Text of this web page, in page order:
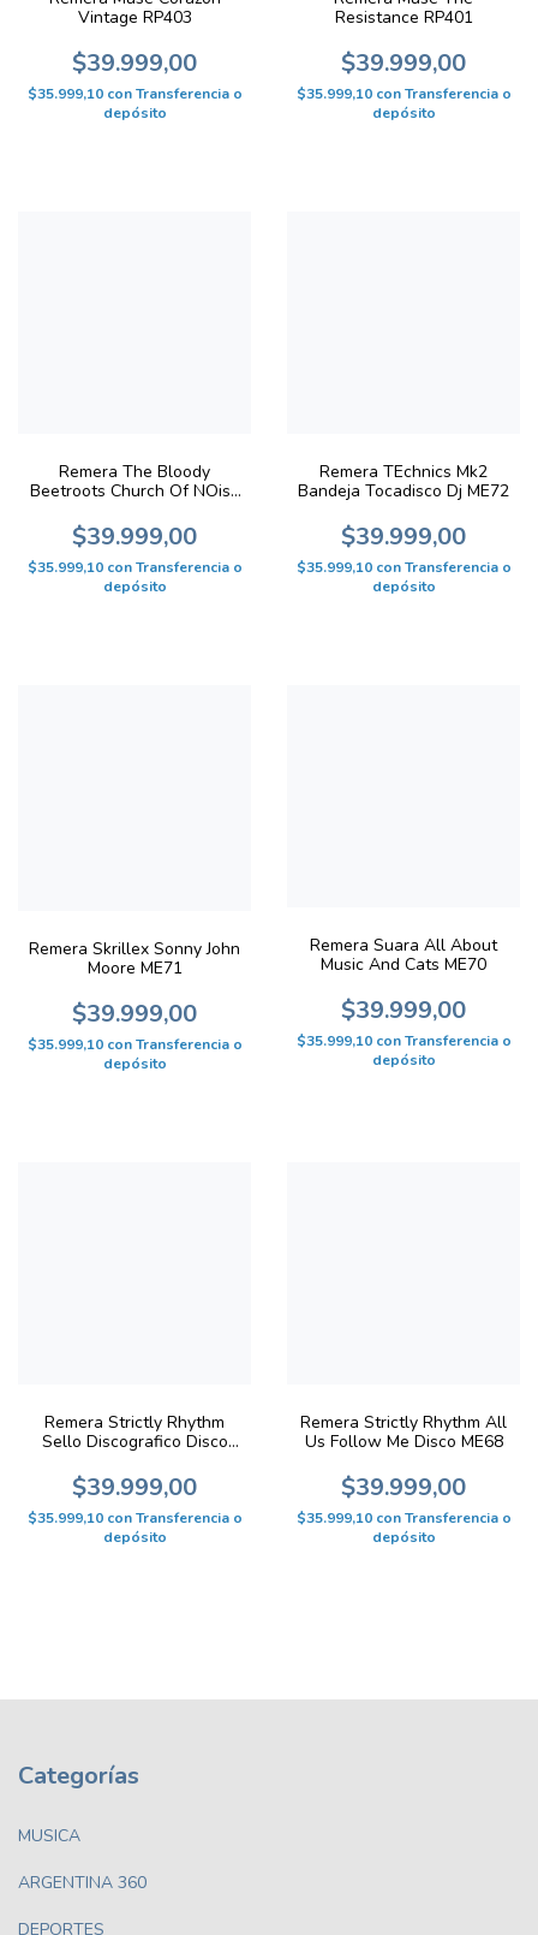
Vintage RP403
$39.999,00
$35.999,10 con Transferencia o
depósito
Resistance RP401
$39.999,00
$35.999,10 con Transferencia o
depósito
Remera The Bloody
Beetroots Church Of NOise
$39.999,00
$35.999,10 con Transferencia o
depósito
Remera TEchnics Mk2
Bandeja Tocadisco Dj ME72
$39.999,00
$35.999,10 con Transferencia o
depósito
Remera Skrillex Sonny John
Moore ME71
$39.999,00
$35.999,10 con Transferencia o
depósito
Remera Suara All About
Music And Cats ME70
$39.999,00
$35.999,10 con Transferencia o
depósito
Remera Strictly Rhythm
Sello Discografico Disco
$39.999,00
$35.999,10 con Transferencia o
depósito
Remera Strictly Rhythm All
Us Follow Me Disco ME68
$39.999,00
$35.999,10 con Transferencia o
depósito
Categorías
MUSICA
ARGENTINA 360
DEPORTES